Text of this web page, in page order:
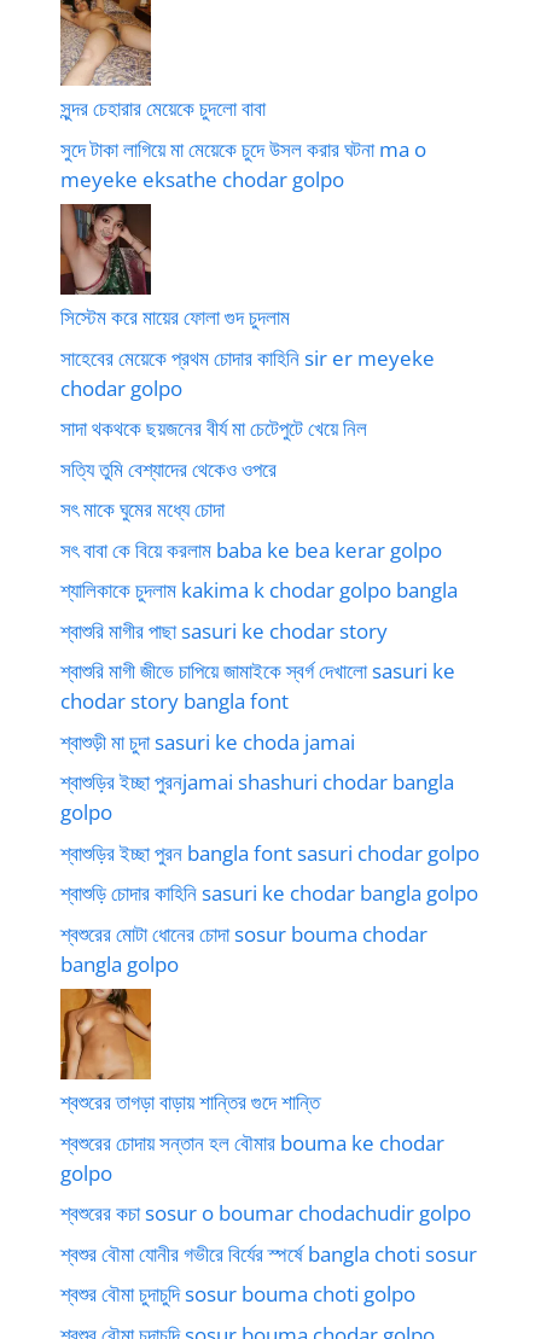
সুন্দর চেহারার মেয়েকে চুদলো বাবা
সুদে টাকা লাগিয়ে মা মেয়েকে চুদে উসল করার ঘটনা ma o
meyeke eksathe chodar golpo
সিস্টেম করে মায়ের ফোলা গুদ চুদলাম
সাহেবের মেয়েকে প্রথম চোদার কাহিনি sir er meyeke
chodar golpo
সাদা থকথকে ছয়জনের বীর্য মা চেটেপুটে খেয়ে নিল
সত্যি তুমি বেশ্যাদের থেকেও ওপরে
সৎ মাকে ঘুমের মধ্যে চোদা
সৎ বাবা কে বিয়ে করলাম baba ke bea kerar golpo
শ্যালিকাকে চুদলাম kakima k chodar golpo bangla
শ্বাশুরি মাগীর পাছা sasuri ke chodar story
শ্বাশুরি মাগী জীভে চাপিয়ে জামাইকে স্বর্গ দেখালো sasuri ke
chodar story bangla font
শ্বাশুড়ী মা চুদা sasuri ke choda jamai
শ্বাশুড়ির ইচ্ছা পুরনjamai shashuri chodar bangla
golpo
শ্বাশুড়ির ইচ্ছা পুরন bangla font sasuri chodar golpo
শ্বাশুড়ি চোদার কাহিনি sasuri ke chodar bangla golpo
শ্বশুরের মোটা ধোনের চোদা sosur bouma chodar
bangla golpo
শ্বশুরের তাগড়া বাড়ায় শান্তির গুদে শান্তি
শ্বশুরের চোদায় সন্তান হল বৌমার bouma ke chodar
golpo
শ্বশুরের কচা sosur o boumar chodachudir golpo
শ্বশুর বৌমা যোনীর গভীরে বির্যের স্পর্ষে bangla choti sosur
শ্বশুর বৌমা চুদাচুদি sosur bouma choti golpo